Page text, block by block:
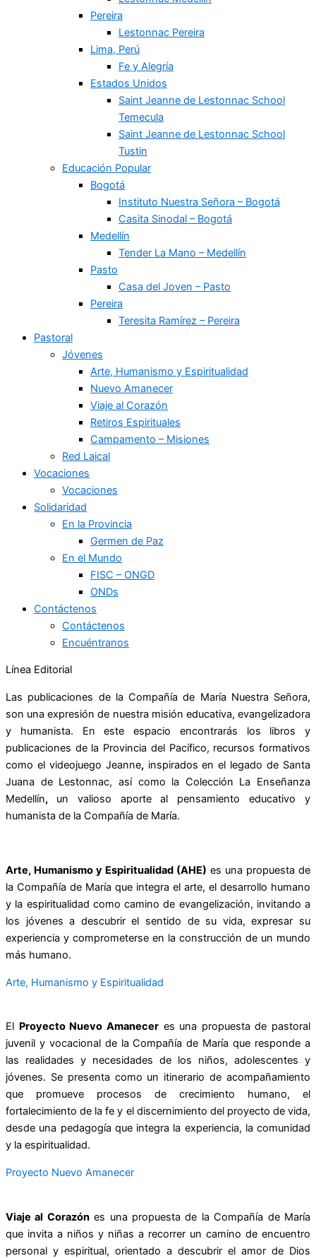
Pereira
Lestonnac Pereira
Lima, Perú
Fe y Alegría
Estados Unidos
Saint Jeanne de Lestonnac School
Temecula
Saint Jeanne de Lestonnac School
Tustin
Educación Popular
Bogotá
Instituto Nuestra Señora – Bogotá
Casita Sinodal – Bogotá
Medellín
Tender La Mano – Medellín
Pasto
Casa del Joven – Pasto
Pereira
Teresita Ramírez – Pereira
Pastoral
Jóvenes
Arte, Humanismo y Espiritualidad
Nuevo Amanecer
Viaje al Corazón
Retiros Espirituales
Campamento – Misiones
Red Laical
Vocaciones
Vocaciones
Solidaridad
En la Provincia
Germen de Paz
En el Mundo
FISC – ONGD
ONDs
Contáctenos
Contáctenos
Encuéntranos
Línea Editorial
Las publicaciones de la Compañía de María Nuestra Señora,
son una expresión de nuestra misión educativa, evangelizadora
y humanista. En este espacio encontrarás los libros y
publicaciones de la Provincia del Pacífico, recursos formativos
como el videojuego Jeanne,inspirados en el legado de Santa
Juana de Lestonnac, así como la Colección La Enseñanza
Medellín, un valioso aporte al pensamiento educativo y
humanista de la Compañía de María.
Arte, Humanismo y Espiritualidad (AHE) es una propuesta de
la Compañía de María que integra el arte, el desarrollo humano
y la espiritualidad como camino de evangelización, invitando a
los jóvenes a descubrir el sentido de su vida, expresar su
experiencia y comprometerse en la construcción de un mundo
más humano.
Arte, Humanismo y Espiritualidad
El Proyecto Nuevo Amaneceres una propuesta de pastoral
juvenil y vocacional de la Compañía de María que responde a
las realidades y necesidades de los niños, adolescentes y
jóvenes. Se presenta como un itinerario de acompañamiento
que promueve procesos de crecimiento humano, el
fortalecimiento de la fe y el discernimiento del proyecto de vida,
desde una pedagogía que integra la experiencia, la comunidad
y la espiritualidad.
Proyecto Nuevo Amanecer
Viaje al Corazónes una propuesta de la Compañía de María
que invita a niños y niñas a recorrer un camino de encuentro
personal y espiritual, orientado a descubrir el amor de Dios